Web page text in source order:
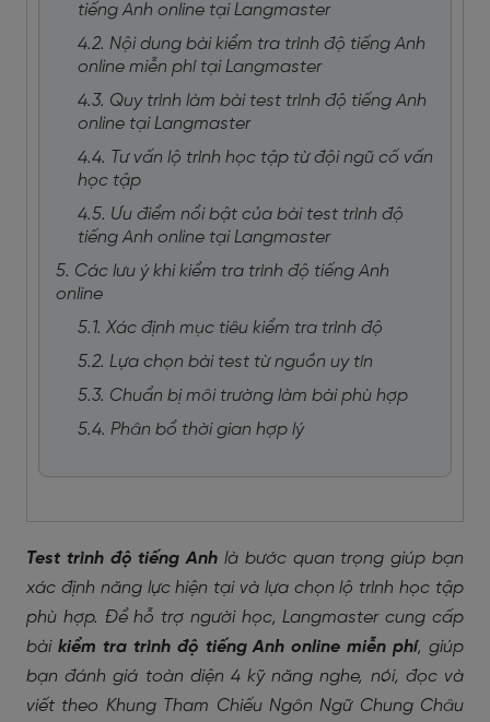
tiếng Anh online tại Langmaster
4.2. Nội dung bài kiểm tra trình độ tiếng Anh
online miễn phí tại Langmaster
4.3. Quy trình làm bài test trình độ tiếng Anh
online tại Langmaster
4.4. Tư vấn lộ trình học tập từ đội ngũ cố vấn
học tập
4.5. Ưu điểm nổi bật của bài test trình độ
tiếng Anh online tại Langmaster
5. Các lưu ý khi kiểm tra trình độ tiếng Anh
online
5.1. Xác định mục tiêu kiểm tra trình độ
5.2. Lựa chọn bài test từ nguồn uy tín
5.3. Chuẩn bị môi trường làm bài phù hợp
5.4. Phân bổ thời gian hợp lý
Test trình độ tiếng Anh là bước quan trọng giúp bạn
xác định năng lực hiện tại và lựa chọn lộ trình học tập
phù hợp. Để hỗ trợ người học, Langmaster cung cấp
bài kiểm tra trình độ tiếng Anh online miễn phí, giúp
bạn đánh giá toàn diện 4 kỹ năng nghe, nói, đọc và
viết theo Khung Tham Chiếu Ngôn Ngữ Chung Châu